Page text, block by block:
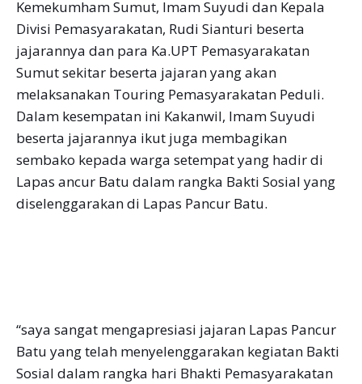
Kemekumham Sumut, Imam Suyudi dan Kepala
Divisi Pemasyarakatan, Rudi Sianturi beserta
jajarannya dan para Ka.UPT Pemasyarakatan
Sumut sekitar beserta jajaran yang akan
melaksanakan Touring Pemasyarakatan Peduli.
Dalam kesempatan ini Kakanwil, Imam Suyudi
beserta jajarannya ikut juga membagikan
sembako kepada warga setempat yang hadir di
Lapas ancur Batu dalam rangka Bakti Sosial yang
diselenggarakan di Lapas Pancur Batu.
“saya sangat mengapresiasi jajaran Lapas Pancur
Batu yang telah menyelenggarakan kegiatan Bakti
Sosial dalam rangka hari Bhakti Pemasyarakatan